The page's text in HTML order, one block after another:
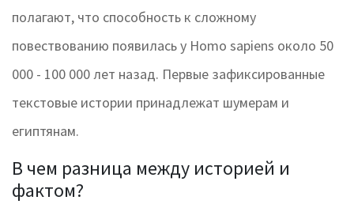
полагают, что способность к сложному
повествованию появилась у Homo sapiens около 50
000 - 100 000 лет назад. Первые зафиксированные
текстовые истории принадлежат шумерам и
египтянам.
В чем разница между историей и
фактом?